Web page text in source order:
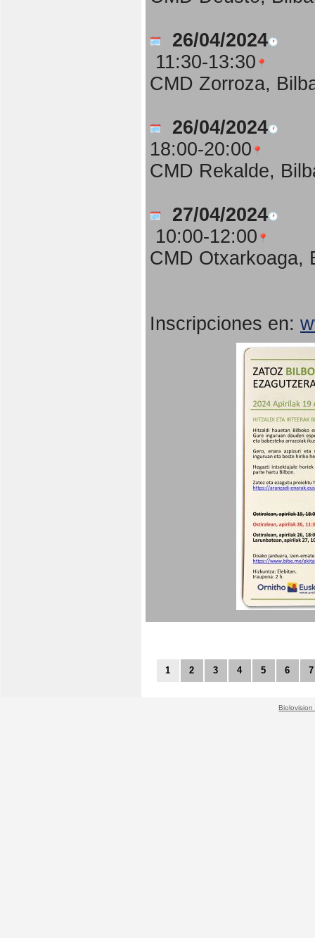
26/04/2024
11:30-13:30
CMD Zorroza,
26/04/2024
18:00-20:00
CMD Rekalde,
27/04/2024
10:00-12:00
CMD Otxarkoaga,
Inscripciones en:
1 2 3 4 5 6 7
Biolovision